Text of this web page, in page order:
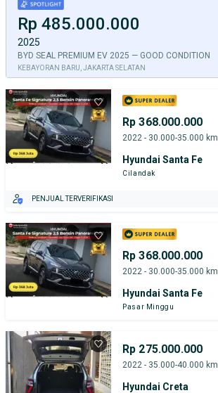
Rp 485.000.000
2025
BYD SEAL PREMIUM EV 2025 — GOOD CONDITION
KEBAYORAN BARU, JAKARTA SELATAN
Rp 368.000.000
2022 - 30.000-35.000 km
Hyundai Santa Fe
Cilandak
PENJUAL TERVERIFIKASI
Rp 368.000.000
2022 - 30.000-35.000 km
Hyundai Santa Fe
Pasar Minggu
Rp 275.000.000
2022 - 35.000-40.000 km
Hyundai Creta